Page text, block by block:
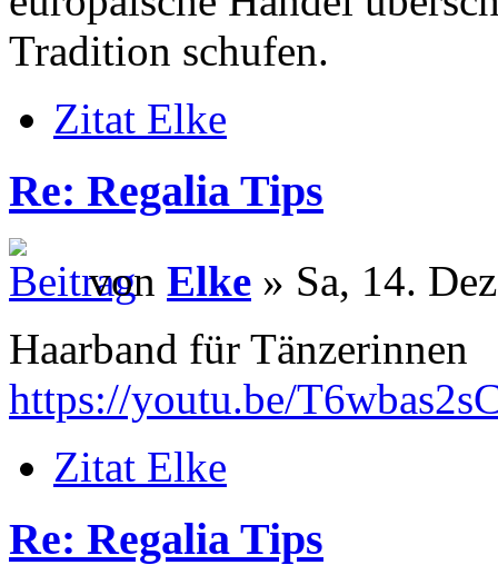
Tradition schufen.
Zitat Elke
Re: Regalia Tips
von Elke » Sa, 14.
Haarband für Tänzerinnen
https://youtu.be/
Zitat Elke
Re: Regalia Tips